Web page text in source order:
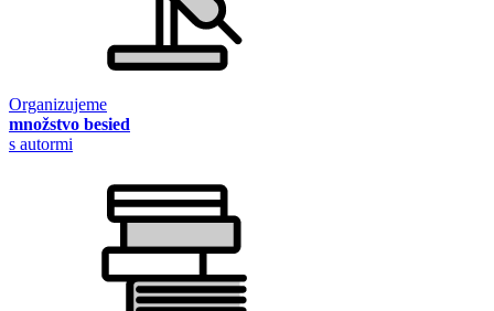
Organizujeme
množstvo besied
s autormi